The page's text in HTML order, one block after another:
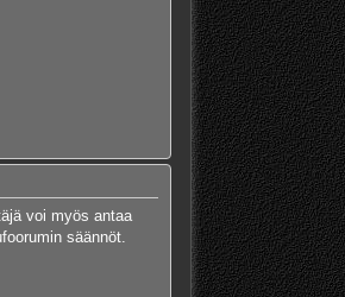
voi myös antaa
säännöt.